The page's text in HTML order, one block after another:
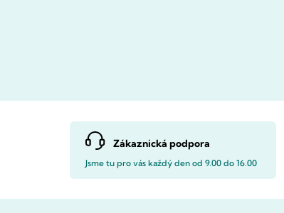
Zákaznická podpora
Jsme tu pro vás každý den od 9.00 do 16.00